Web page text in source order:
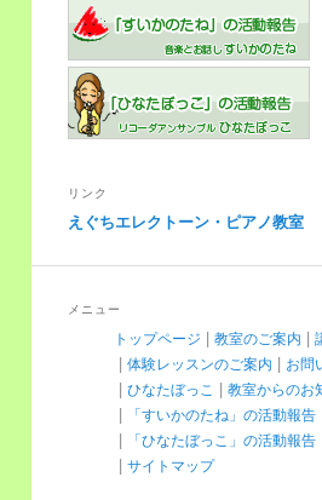
リンク
えぐちエレクトーン・ピアノ教室
メニュー
トップページ 教室のご案内
体験レッスンのご案内
お問
ひなたぼっこ
教室からのお
「すいかのたね」の活動報告
「ひなたぼっこ」の活動報告
サイトマップ